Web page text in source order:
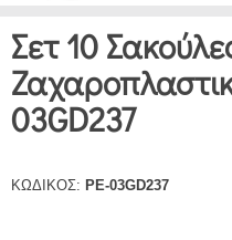
Σετ 10
03GD237
ΚΩΔΙΚΟΣ: PE-03GD237